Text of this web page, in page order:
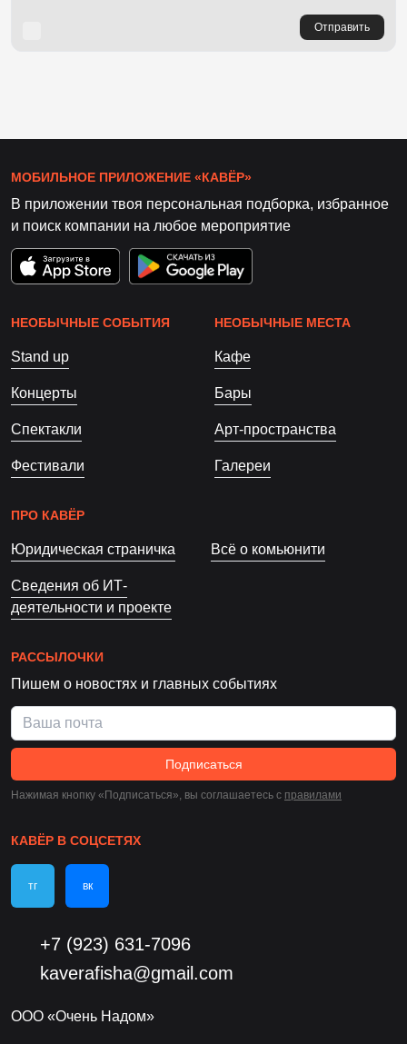
Отправить
МОБИЛЬНОЕ ПРИЛОЖЕНИЕ «КАВЁР»
В приложении твоя персональная подборка, избранное
и поиск компании на любое мероприятие
НЕОБЫЧНЫЕ СОБЫТИЯ
Stand up
Концерты
Спектакли
Фестивали
НЕОБЫЧНЫЕ МЕСТА
Кафе
Бары
Арт-пространства
Галереи
ПРО КАВЁР
Юридическая страничка Всё о комьюнити
Сведения об ИТ-
деятельности и проекте
РАССЫЛОЧКИ
Пишем о новостях и главных событиях
Подписаться
Нажимая кнопку «Подписаться», вы соглашаетесь c правилами
КАВЁР В СОЦСЕТЯХ
тг вк
+7 (923) 631-7096
kaverafisha@gmail.com
ООО «Очень Надом»